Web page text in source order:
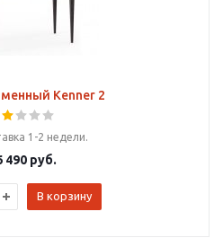
Kenner 2
1-2 недели.
490руб.
В корзину